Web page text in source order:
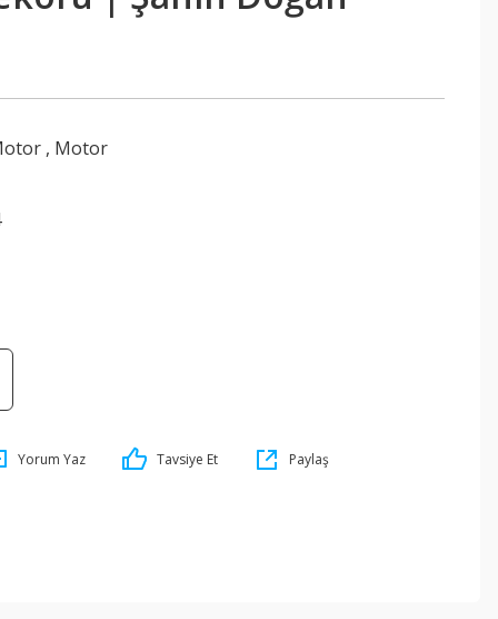
, Motor
Yorum Yaz Tavsiye Et Paylaş